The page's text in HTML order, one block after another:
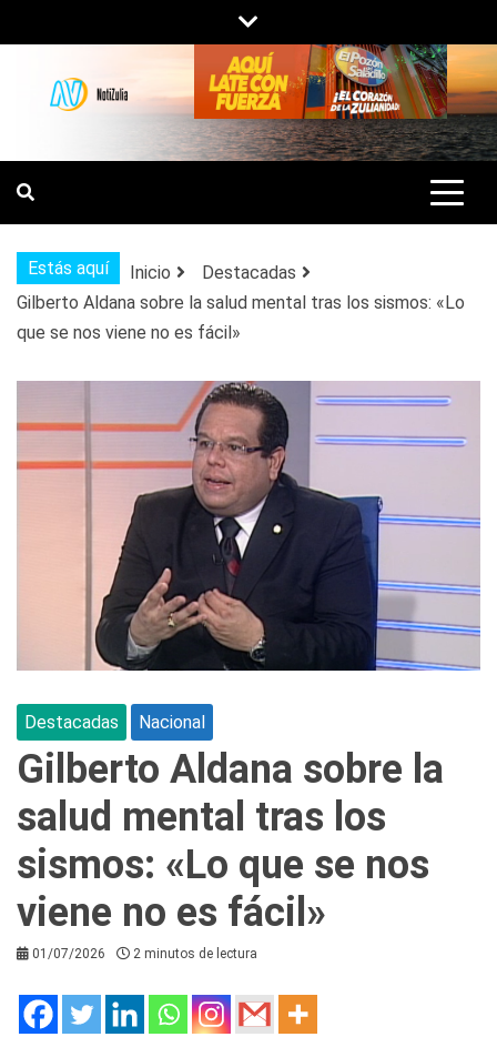
al
contenido
NOTIZULIA
NOTICIAS DEL ZULIA, VENEZUELA Y
DE INTERÉS GENERAL.
Estás aquí Inicio
Destacadas
Gilberto Aldana sobre la salud mental tras los sismos: «Lo
que se nos viene no es fácil»
Destacadas Nacional
Gilberto Aldana sobre la
salud mental tras los
sismos: «Lo que se nos
viene no es fácil»
01/07/2026 2 minutos de lectura